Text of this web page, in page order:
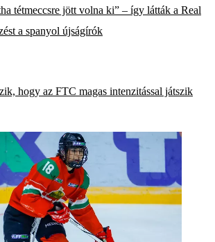
tétmeccsre jött volna ki” – így látták a Real
a spanyol újságírók
hogy az FTC magas intenzitással játszik